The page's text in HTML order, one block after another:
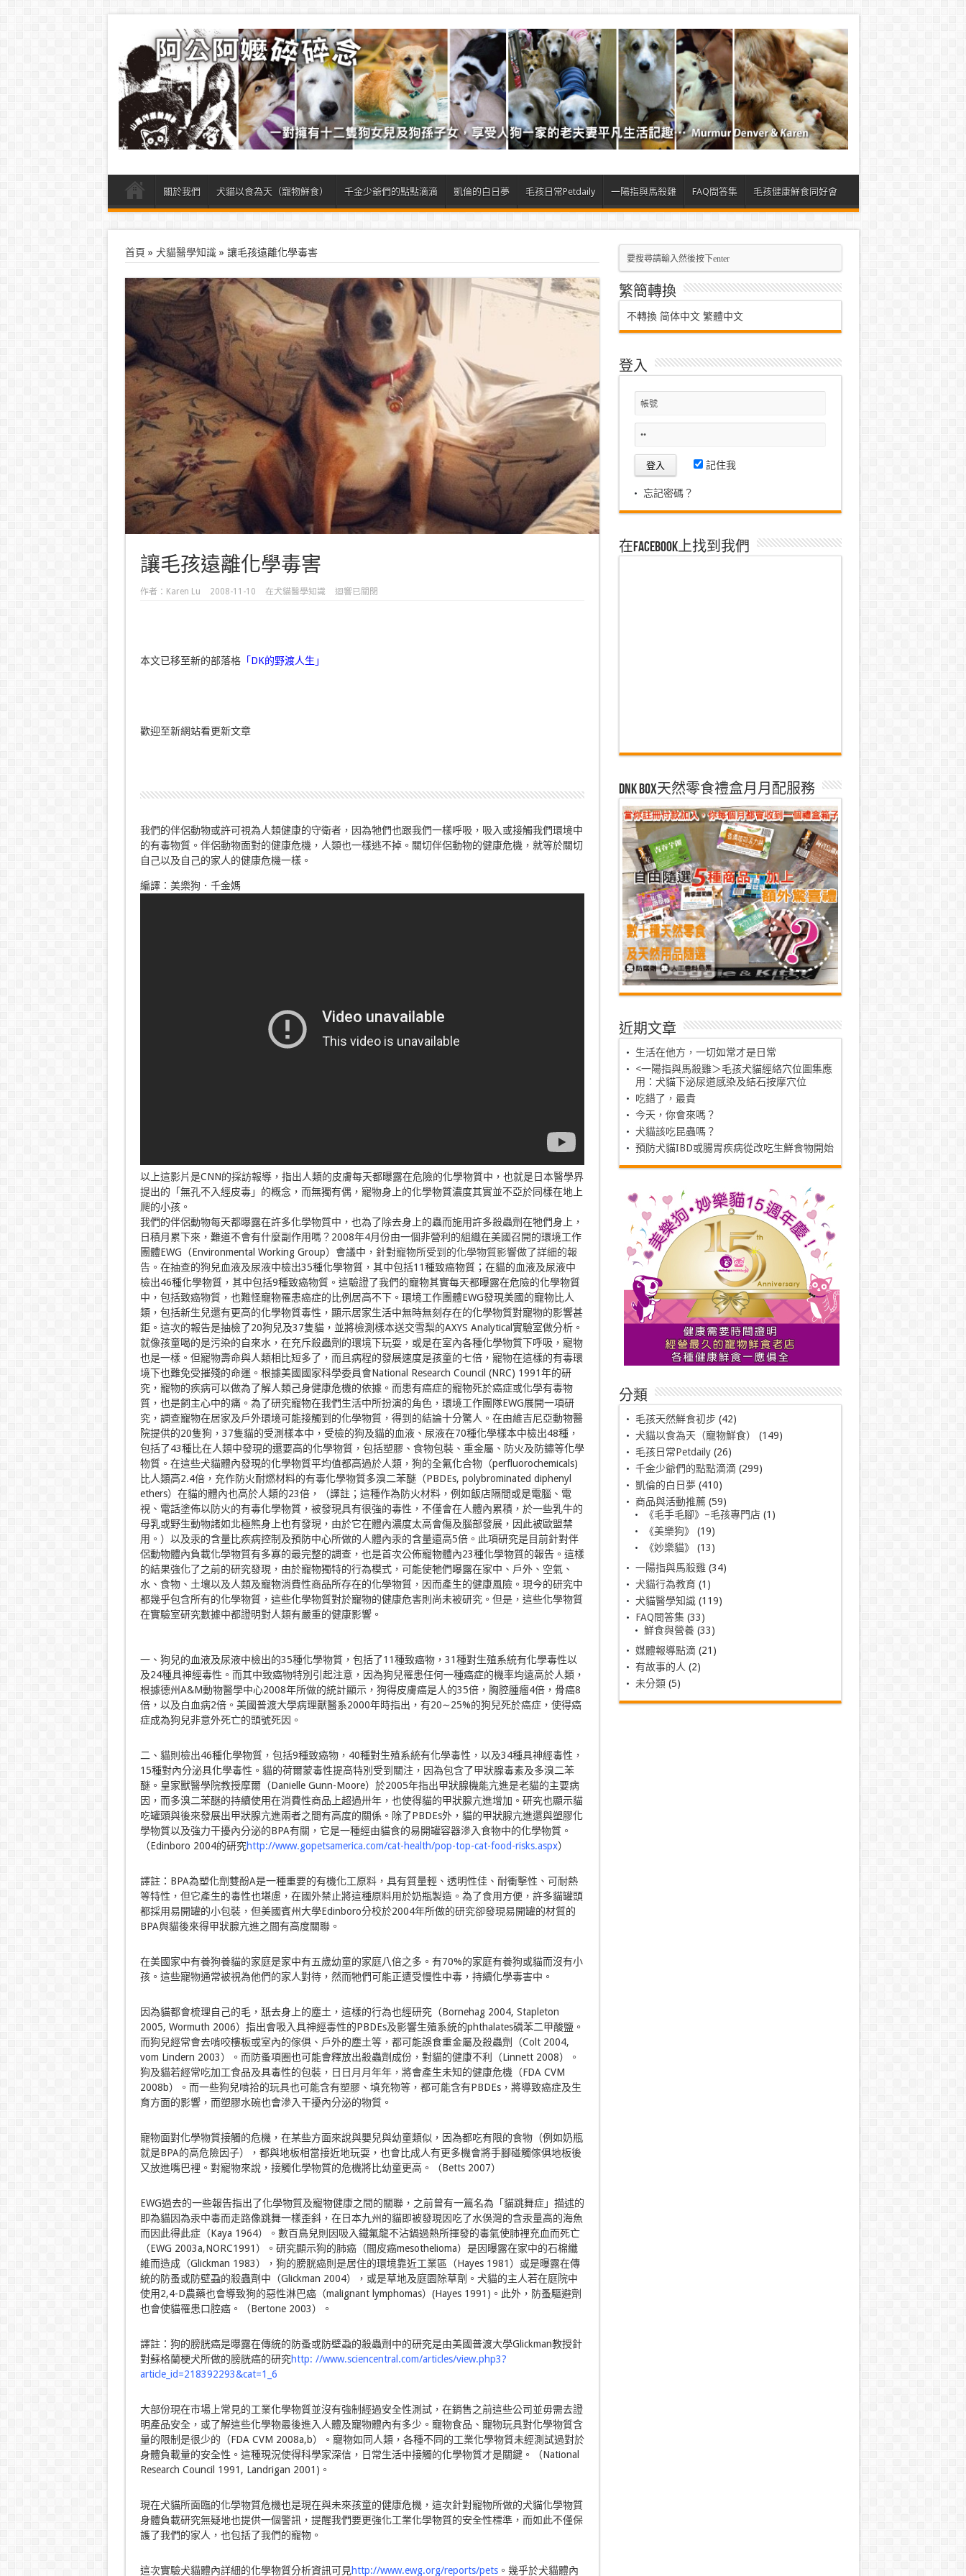
關於我們 犬貓以食為天（寵物鮮食） 千金少爺們的點點滴滴 凱倫的白日夢 毛孩日常Petdaily 一陽指與馬殺雞 FAQ問答集 毛孩健康鮮食同好會
首頁 » 犬貓醫學知識 » 讓毛孩遠離化學毒害
讓毛孩遠離化學毒害
作者： Karen Lu 2008-11-10 在犬貓醫學知識 迴響已關閉
本文已移至新的部落格「DK的野渡人生」
歡迎至新網站看更新文章
我們的伴侶動物或許可視為人類健康的守衛者，因為牠們也跟我們一樣呼吸，吸入或接觸我們環境中
的有毒物質。伴侶動物面對的健康危機，人類也一樣逃不掉。關切伴侶動物的健康危機，就等於關切
自己以及自己的家人的健康危機一樣。
編譯：美樂狗．千金媽
以上這影片是CNN的採訪報導，指出人類的皮膚每天都曝露在危險的化學物質中，也就是日本醫學界
提出的「無孔不入經皮毒」的概念，而無獨有偶，寵物身上的化學物質濃度其實並不亞於同樣在地上
爬的小孩。
我們的伴侶動物每天都曝露在許多化學物質中，也為了除去身上的蟲而施用許多殺蟲劑在牠們身上，
日積月累下來，難道不會有什麼副作用嗎？2008年4月份由一個非營利的組織在美國召開的環境工作
團體EWG（Environmental Working Group）會議中，針對寵物所受到的化學物質影響做了詳細的報
告。在抽查的狗兒血液及尿液中檢出35種化學物質，其中包括11種致癌物質；在貓的血液及尿液中
檢出46種化學物質，其中包括9種致癌物質。這驗證了我們的寵物其實每天都曝露在危險的化學物質
中，包括致癌物質，也難怪寵物罹患癌症的比例居高不下。環境工作團體EWG發現美國的寵物比人
類，包括新生兒還有更高的化學物質毒性，顯示居家生活中無時無刻存在的化學物質對寵物的影響甚
鉅。這次的報告是抽檢了20狗兒及37隻貓，並將檢測樣本送交雪梨的AXYS Analytical實驗室做分析。
就像孩童喝的是污染的自來水，在充斥殺蟲劑的環境下玩耍，或是在室內各種化學物質下呼吸，寵物
也是一樣。但寵物壽命與人類相比短多了，而且病程的發展速度是孩童的七倍，寵物在這樣的有毒環
境下也難免受摧殘的命運。根據美國國家科學委員會National Research Council (NRC) 1991年的研
究，寵物的疾病可以做為了解人類己身健康危機的依據。而患有癌症的寵物死於癌症或化學有毒物
質，也是飼主心中的痛。為了研究寵物在我們生活中所扮演的角色，環境工作團隊EWG展開一項研
究，調查寵物在居家及戶外環境可能接觸到的化學物質，得到的結論十分驚人。在由維吉尼亞動物醫
院提供的20隻狗，37隻貓的受測樣本中，受檢的狗及貓的血液、尿液在70種化學樣本中檢出48種，
包括了43種比在人類中發現的還要高的化學物質，包括塑膠、食物包裝、重金屬、防火及防鏽等化學
物質。在這些犬貓體內發現的化學物質平均值都高過於人類，狗的全氟化合物（perfluorochemicals)
比人類高2.4倍，充作防火耐燃材料的有毒化學物質多溴二苯醚（PBDEs, polybrominated diphenyl
ethers）在貓的體內也高於人類的23倍，（譯註；這種作為防火材料，例如飯店隔間或是電腦、電
視、電話塗佈以防火的有毒化學物質，被發現具有很強的毒性，不僅會在人體內累積，於一些乳牛的
母乳或野生動物諸如北極熊身上也有發現，由於它在體內濃度太高會傷及腦部發展，因此被歐盟禁
用。）以及汞的含量比疾病控制及預防中心所做的人體內汞的含量還高5倍。此項研究是目前針對伴
侶動物體內負載化學物質有多寡的最完整的調查，也是首次公佈寵物體內23種化學物質的報告。這樣
的結果強化了之前的研究發現，由於寵物獨特的行為模式，可能使牠們曝露在家中、戶外、空氣、
水、食物、土壤以及人類及寵物消費性商品所存在的化學物質，因而產生的健康風險。現今的研究中
都幾乎包含所有的化學物質，這些化學物質對於寵物的健康危害則尚未被研究。但是，這些化學物質
在實驗室研究數據中都證明對人類有嚴重的健康影響。
一、狗兒的血液及尿液中檢出的35種化學物質，包括了11種致癌物，31種對生殖系統有化學毒性以
及24種具神經毒性。而其中致癌物特別引起注意，因為狗兒罹患任何一種癌症的機率均遠高於人類，
根據德州A&M動物醫學中心2008年所做的統計顯示，狗得皮膚癌是人的35倍，胸腔腫瘤4倍，骨癌8
倍，以及白血病2倍。美國普渡大學病理獸醫系2000年時指出，有20∼25%的狗兒死於癌症，使得癌
症成為狗兒非意外死亡的頭號死因。
二、貓則檢出46種化學物質，包括9種致癌物，40種對生殖系統有化學毒性，以及34種具神經毒性，
15種對內分泌具化學毒性。貓的荷爾蒙毒性提高特別受到關注，因為包含了甲狀腺毒素及多溴二苯
醚。皇家獸醫學院教授摩爾（Danielle Gunn-Moore）於2005年指出甲狀腺機能亢進是老貓的主要病
因，而多溴二苯醚的持續使用在消費性商品上超過卅年，也使得貓的甲狀腺亢進增加。研究也顯示貓
吃罐頭與後來發展出甲狀腺亢進兩者之間有高度的關係。除了PBDEs外，貓的甲狀腺亢進還與塑膠化
學物質以及強力干擾內分泌的BPA有關，它是一種經由貓食的易開罐容器滲入食物中的化學物質。
（Edinboro 2004的研究http://www.gopetsamerica.com/cat-health/pop-top-cat-food-risks.aspx）
譯註：BPA為塑化劑雙酚A是一種重要的有機化工原料，具有質量輕、透明性佳、耐衝擊性、可耐熱
等特性，但它產生的毒性也堪慮，在國外禁止將這種原料用於奶瓶製造。為了食用方便，許多貓罐頭
都採用易開罐的小包裝，但美國賓州大學Edinboro分校於2004年所做的研究卻發現易開罐的材質的
BPA與貓後來得甲狀腺亢進之間有高度關聯。
在美國家中有養狗養貓的家庭是家中有五歲幼童的家庭八倍之多。有70%的家庭有養狗或貓而沒有小
孩。這些寵物通常被視為他們的家人對待，然而牠們可能正遭受慢性中毒，持續化學毒害中。
因為貓都會梳理自己的毛，舐去身上的塵土，這樣的行為也經研究（Bornehag 2004, Stapleton
2005, Wormuth 2006）指出會吸入具神經毒性的PBDEs及影響生殖系統的phthalates磷苯二甲酸鹽。
而狗兒經常會去啃咬樓板或室內的傢俱、戶外的塵土等，都可能誤食重金屬及殺蟲劑（Colt 2004,
vom Lindern 2003）。而防蚤項圈也可能會釋放出殺蟲劑成份，對貓的健康不利（Linnett 2008）。
狗及貓若經常吃加工食品及具毒性的包裝，日日月月年年，將會產生未知的健康危機（FDA CVM
2008b）。而一些狗兒啃拾的玩具也可能含有塑膠、填充物等，都可能含有PBDEs，將導致癌症及生
育方面的影響，而塑膠水碗也會滲入干擾內分泌的物質。
寵物面對化學物質接觸的危機，在某些方面來說與嬰兒與幼童類似，因為都吃有限的食物（例如奶瓶
就是BPA的高危險因子），都與地板相當接近地玩耍，也會比成人有更多機會將手腳碰觸傢俱地板後
又放進嘴巴裡。對寵物來說，接觸化學物質的危機將比幼童更高。（Betts 2007）
EWG過去的一些報告指出了化學物質及寵物健康之間的關聯，之前曾有一篇名為「貓跳舞症」描述的
即為貓因為汞中毒而走路像跳舞一樣歪斜，在日本九州的貓即被發現因吃了水俁灣的含汞量高的海魚
而因此得此症（Kaya 1964）。數百鳥兒則因吸入鐵氟龍不沾鍋過熱所揮發的毒氣使肺裡充血而死亡
（EWG 2003a,NORC1991）。研究顯示狗的肺癌（間皮癌mesothelioma）是因曝露在家中的石棉纖
維而造成（Glickman 1983），狗的膀胱癌則是居住的環境靠近工業區（Hayes 1981）或是曝露在傳
統的防蚤或防壁蝨的殺蟲劑中（Glickman 2004），或是草地及庭園除草劑。犬貓的主人若在庭院中
使用2,4-D農藥也會導致狗的惡性淋巴癌（malignant lymphomas）(Hayes 1991)。此外，防蚤驅避劑
也會使貓罹患口腔癌。（Bertone 2003）。
譯註：狗的膀胱癌是曝露在傳統的防蚤或防壁蝨的殺蟲劑中的研究是由美國普渡大學Glickman教授針
對蘇格蘭梗犬所做的膀胱癌的研究http: //www.sciencentral.com/articles/view.php3?
article_id=218392293&cat=1_6
大部份現在市場上常見的工業化學物質並沒有強制經過安全性測試，在銷售之前這些公司並毋需去證
明產品安全，或了解這些化學物最後進入人體及寵物體內有多少。寵物食品、寵物玩具對化學物質含
量的限制是很少的（FDA CVM 2008a,b）。寵物如同人類，各種不同的工業化學物質未經測試過對於
身體負載量的安全性。這種現況使得科學家深信，日常生活中接觸的化學物質才是關鍵。（National
Research Council 1991, Landrigan 2001)。
現在犬貓所面臨的化學物質危機也是現在與未來孩童的健康危機，這次針對寵物所做的犬貓化學物質
身體負載研究無疑地也提供一個警訊，提醒我們要更強化工業化學物質的安全性標準，而如此不僅保
護了我們的家人，也包括了我們的寵物。
這次實驗犬貓體內詳細的化學物質分析資訊可見http://www.ewg.org/reports/pets。幾乎於犬貓體內
繁簡轉換
不轉換 简体中文 繁體中文
登入
記住我
忘記密碼？
在Facebook上找到我們
dnk Box天然零食禮盒月月配服務
近期文章
生活在他方，一切如常才是日常
<一陽指與馬殺雞＞毛孩犬貓經絡穴位圖集應
用：犬貓下泌尿道感染及結石按摩穴位
吃錯了，最貴
今天，你會來嗎？
犬貓該吃昆蟲嗎？
預防犬貓IBD或腸胃疾病從改吃生鮮食物開始
分類
毛孩天然鮮食初步 (42)
犬貓以食為天（寵物鮮食）
(149)
毛孩日常Petdaily(26)
千金少爺們的點點滴滴 (299)
凱倫的白日夢(410)
商品與活動推薦(59)
《毛手毛腳》–毛孩專門店(1)
《美樂狗》
(19)
《妙樂貓》
(13)
一陽指與馬殺雞(34)
犬貓行為教育(1)
犬貓醫學知識 (119)
FAQ問答集(33)
鮮食與營養(33)
媒體報導點滴 (21)
有故事的人 (2)
未分類(5)